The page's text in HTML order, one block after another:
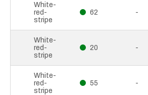
White-
red-
stripe
62 -
White-
red-
stripe
20 -
White-
red-
stripe
55 -